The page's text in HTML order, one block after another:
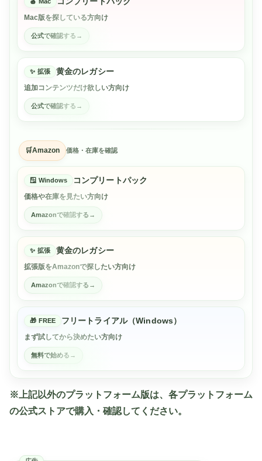
Mac版を探している方向け
公式で確認する
拡張 黄金のレガシー
追加コンテンツだけ欲しい方向け
公式で確認する
Amazon 価格・在庫を確認
Windows コンプリートパック
価格や在庫を見たい方向け
Amazonで確認する
拡張 黄金のレガシー
拡張版をAmazonで探したい方向け
Amazonで確認する
FREE フリートライアル（Windows）
まず試してから決めたい方向け
無料で始める
※上記以外のプラットフォーム版は、各プラットフォーム
の公式ストアで購入・確認してください。